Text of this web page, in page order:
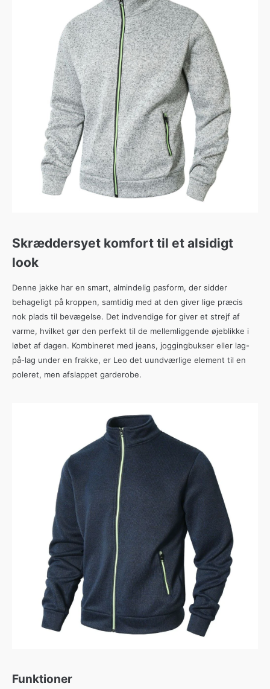
Skræddersyet komfort til et alsidigt
look
Denne jakke har en smart, almindelig pasform, der sidder
behageligt på kroppen, samtidig med at den giver lige præcis
nok plads til bevægelse. Det indvendige for giver et strejf af
varme, hvilket gør den perfekt til de mellemliggende øjeblikke i
løbet af dagen. Kombineret med jeans, joggingbukser eller lag-
på-lag under en frakke, er Leo det uundværlige element til en
poleret, men afslappet garderobe.
Funktioner